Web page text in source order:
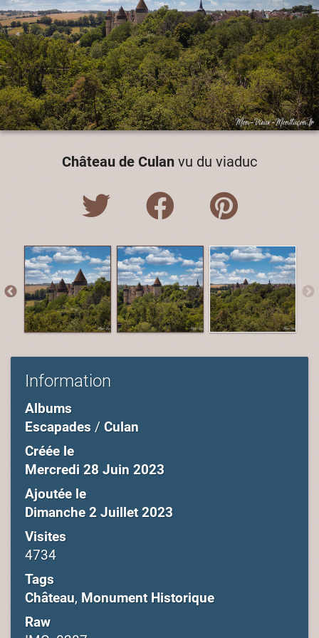
Château de Culan vu du viaduc
Information
Albums
Escapades / Culan
Créée le
Mercredi 28 Juin 2023
Ajoutée le
Dimanche 2 Juillet 2023
Visites
4734
Tags
Château, Monument Historique
Raw